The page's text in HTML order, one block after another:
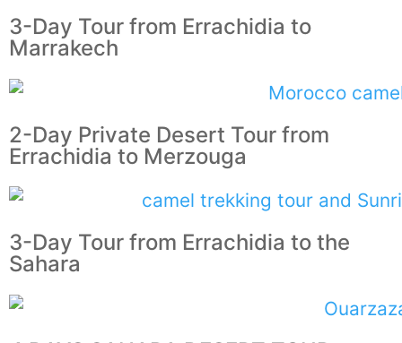
3-Day Tour from Errachidia to
Marrakech
2-Day Private Desert Tour from
Errachidia to Merzouga
3-Day Tour from Errachidia to the
Sahara